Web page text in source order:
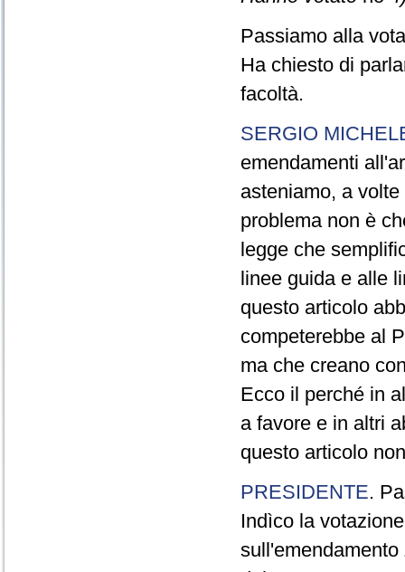
Passiamo alla
Ha chiesto di
facoltà.
SERGIO
emendamenti
asteniamo, a
problema non è
legge che
linee guida e alle
questo articolo
competerebbe al
ma che creano
Ecco il perché in
a favore e in altri
questo articolo
PRESIDENTE.
Indìco la